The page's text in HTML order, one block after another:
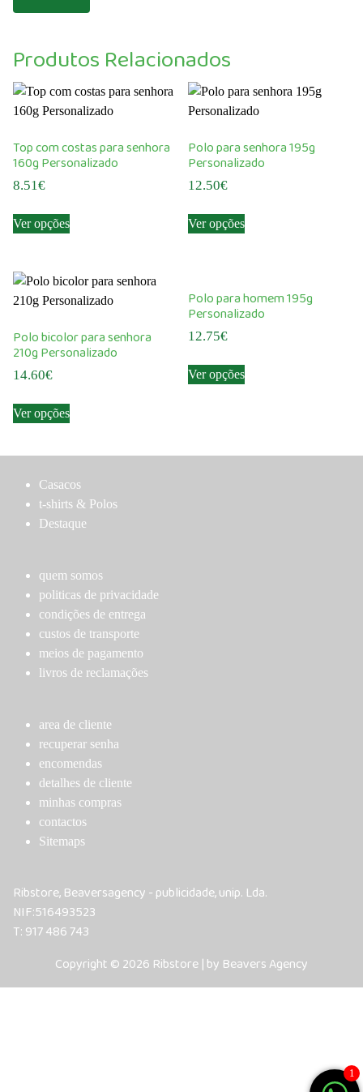
Produtos Relacionados
Top com costas para senhora
160g Personalizado
8.51€
Ver opçõesproduct
variants.
The
may
on
the
Polo para senhora 195g
Personalizado
12.50€
Ver opçõesproduct
The
be
chosen
Polo bicolor para senhora
210g Personalizado
14.60€
Ver opçõesproduct
multiple
The
chosen
on
the
product
page
Polo para homem 195g
Personalizado
12.75€
Ver opçõesproduct
The
Casacos
t-shirts & Polos
Destaque
quem somos
politicas de privacidade
condições de entrega
custos de transporte
meios de pagamento
livros de reclamações
area de cliente
recuperar senha
encomendas
detalhes de cliente
minhas compras
contactos
Sitemaps
Ribstore, Beaversagency - publicidade, unip. Lda.
NIF:516493523
T: 917 486 743
Copyright © 2026 Ribstore | by Beavers Agency
1